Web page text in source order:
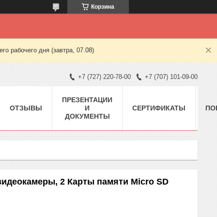
Корзина
рабочего дня (завтра, 07.08)
+7 (727) 220-78-00 +7 (707) 101-09-00
ОТЗЫВЫ
ПРЕЗЕНТАЦИИ
И
ДОКУМЕНТЫ
СЕРТИФИКАТЫ
2 Карты памяти Micro SD